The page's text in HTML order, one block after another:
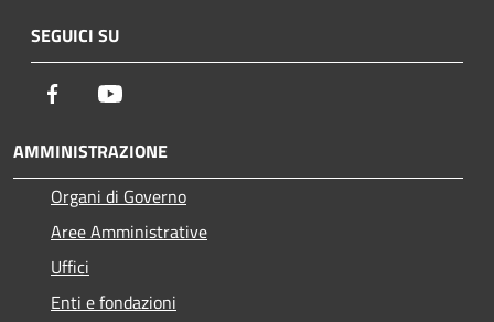
SEGUICI SU
Facebook
AMMINISTRAZIONE
Organi di Governo
Aree Amministrative
Uffici
Enti e fondazioni